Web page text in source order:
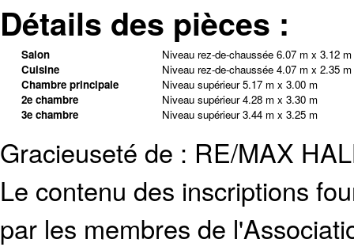
Détails des pièces :
Salon Niveau rez-de-chaussée 6.07 m x 3.12 m
Cuisine
Niveau rez-de-chaussée 4.07 m x 2.35 m
Chambre principale
Niveau supérieur5.17 m x 3.00 m
2e chambre
Niveau supérieur4.28 m x 3.30 m
3e chambre
Niveau supérieur3.44 m x 3.25 m
Gracieuseté de : RE/MAX
Le contenu des inscriptions
par les membres de